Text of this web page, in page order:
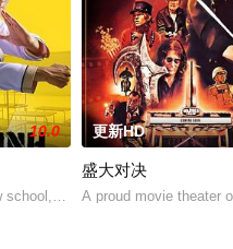
遇到了前男友胡沙和心怀鬼胎的
林中人垂涎。毒龙尊者盗窃时
10.0
school, where he joins the Vo Ta
更新HD
盛大对决
A proud movie theater